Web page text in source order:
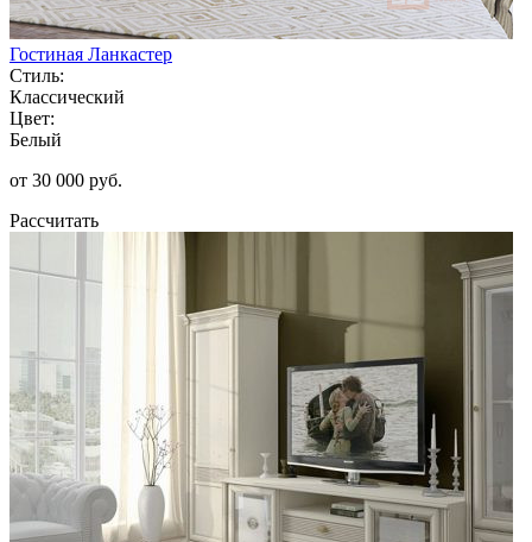
Гостиная Ланкастер
Стиль:
Классический
Цвет:
Белый
от 30 000 руб.
Рассчитать